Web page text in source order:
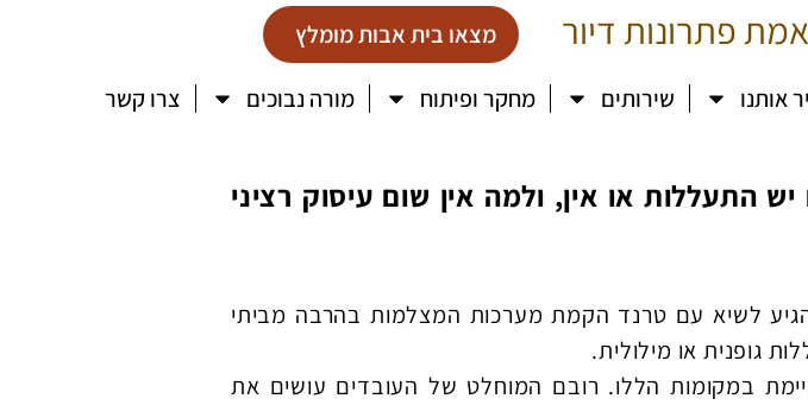
פתרונות דיור מצאו בית אבות מומלץ
אותנו שירותים מחקר ופיתוח מורה נבוכים צרו קשר
התעללות או אין, ולמה אין שום עיסוק רציני
הגיע לשיא עם טרנד הקמת מערכות המצלמות בהרבה מביתי
גופנית או מילולית.
במקומות הללו. רובם המוחלט של העובדים עושים את